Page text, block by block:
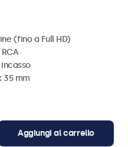
(fino a Full HD)
35 mm
Aggiungi al carrello